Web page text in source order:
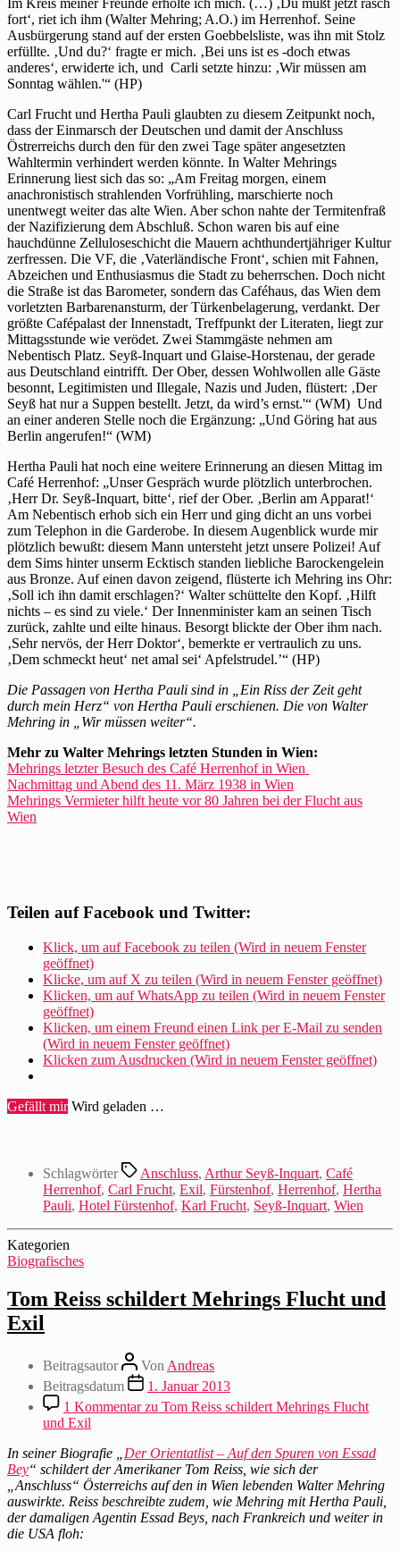
Im Kreis meiner Freunde erholte ich mich. (…) ‚Du mußt jetzt rasch
fort‘, riet ich ihm (Walter Mehring; A.O.) im Herrenhof. Seine
Ausbürgerung stand auf der ersten Goebbelsliste, was ihn mit Stolz
erfüllte. ‚Und du?‘ fragte er mich. ‚Bei uns ist es -doch etwas
anderes‘, erwiderte ich, und Carli setzte hinzu: ‚Wir müssen am
Sonntag wählen.'“ (HP)
Carl Frucht und Hertha Pauli glaubten zu diesem Zeitpunkt noch,
dass der Einmarsch der Deutschen und damit der Anschluss
Östrerreichs durch den für den zwei Tage später angesetzten
Wahltermin verhindert werden könnte. In Walter Mehrings
Erinnerung liest sich das so: „Am Freitag morgen, einem
anachronistisch strahlenden Vorfrühling, marschierte noch
unentwegt weiter das alte Wien. Aber schon nahte der Termitenfraß
der Nazifizierung dem Abschluß. Schon waren bis auf eine
hauchdünne Zelluloseschicht die Mauern achthundertjähriger Kultur
zerfressen. Die VF, die ‚Vaterländische Front‘, schien mit Fahnen,
Abzeichen und Enthusiasmus die Stadt zu beherrschen. Doch nicht
die Straße ist das Barometer, sondern das Caféhaus, das Wien dem
vorletzten Barbarenansturm, der Türkenbelagerung, verdankt. Der
größte Cafépalast der Innenstadt, Treffpunkt der Literaten, liegt zur
Mittagsstunde wie verödet. Zwei Stammgäste nehmen am
Nebentisch Platz. Seyß-Inquart und Glaise-Horstenau, der gerade
aus Deutschland eintrifft. Der Ober, dessen Wohlwollen alle Gäste
besonnt, Legitimisten und Illegale, Nazis und Juden, flüstert: ‚Der
Seyß hat nur a Suppen bestellt. Jetzt, da wird’s ernst.'“ (WM) Und
an einer anderen Stelle noch die Ergänzung: „Und Göring hat aus
Berlin angerufen!“ (WM)
Hertha Pauli hat noch eine weitere Erinnerung an diesen Mittag im
Café Herrenhof: „Unser Gespräch wurde plötzlich unterbrochen.
‚Herr Dr. Seyß-Inquart, bitte‘, rief der Ober. ‚Berlin am Apparat!‘
Am Nebentisch erhob sich ein Herr und ging dicht an uns vorbei
zum Telephon in die Garderobe. In diesem Augenblick wurde mir
plötzlich bewußt: diesem Mann untersteht jetzt unsere Polizei! Auf
dem Sims hinter unserm Ecktisch standen liebliche Barockengelein
aus Bronze. Auf einen davon zeigend, flüsterte ich Mehring ins Ohr:
‚Soll ich ihn damit erschlagen?‘ Walter schüttelte den Kopf. ‚Hilft
nichts – es sind zu viele.‘ Der Innenminister kam an seinen Tisch
zurück, zahlte und eilte hinaus. Besorgt blickte der Ober ihm nach.
‚Sehr nervös, der Herr Doktor‘, bemerkte er vertraulich zu uns.
‚Dem schmeckt heut‘ net amal sei‘ Apfelstrudel.’“ (HP)
Die Passagen von Hertha Pauli sind in „Ein Riss der Zeit geht
durch mein Herz“ von Hertha Pauli erschienen. Die von Walter
Mehring in „Wir müssen weiter“.
Mehr zu Walter Mehrings letzten Stunden in Wien:
Mehrings letzter Besuch des Café Herrenhof in Wien
Nachmittag und Abend des 11. März 1938 in Wien
Mehrings Vermieter hilft heute vor 80 Jahren bei der Flucht aus
Wien
Teilen auf Facebook und Twitter:
Klick, um auf Facebook zu teilen (Wird in neuem Fenster
geöffnet)
Klicke, um auf X zu teilen (Wird in neuem Fenster geöffnet)
Klicken, um auf WhatsApp zu teilen (Wird in neuem Fenster
geöffnet)
Klicken, um einem Freund einen Link per E-Mail zu senden
(Wird in neuem Fenster geöffnet)
Klicken zum Ausdrucken (Wird in neuem Fenster geöffnet)
Gefällt mir Wird geladen …
Schlagwörter Anschluss, Arthur Seyß-Inquart, Café
Herrenhof, Carl Frucht, Exil, Fürstenhof, Herrenhof, Hertha
Pauli, Hotel Fürstenhof, Karl Frucht, Seyß-Inquart, Wien
Kategorien
Biografisches
Tom Reiss schildert Mehrings Flucht und
Exil
Beitragsautor VonAndreas
Beitragsdatum
1. Januar 2013
1 Kommentarzu Tom Reiss schildert Mehrings Flucht
und Exil
In seiner Biografie „Der Orientatlist – Auf den Spuren von Essad
Bey“ schildert der Amerikaner Tom Reiss, wie sich der
„Anschluss“ Österreichs auf den in Wien lebenden Walter Mehring
auswirkte. Reiss beschreibte zudem, wie Mehring mit Hertha Pauli,
der damaligen Agentin Essad Beys, nach Frankreich und weiter in
die USA floh: